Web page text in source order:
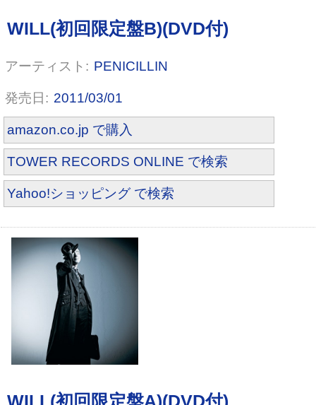
PENICILLIN
2011/03/01
amazon.co.jp で購入
TOWER RECORDS ONLINE で検索
Yahoo!ショッピング で検索